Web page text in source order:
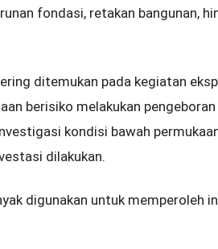
fondasi, retakan bangunan,
ditemukan pada kegiatan
berisiko melakukan
kondisi bawah
dilakukan.
digunakan untuk memperoleh